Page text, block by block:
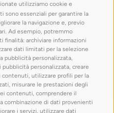
utilizziamo cookie e
sono essenziali per garantire la
la navigazione e, previo
Ad esempio, potremmo
finalità: archiviare informazioni
dati limitati per la selezione
pubblicità personalizzata,
personalizzata, creare
contenuti, utilizzare profili per la
misurare le prestazioni degli
contenuti, comprendere il
combinazione di dati provenienti
i servizi, utilizzare dati
di